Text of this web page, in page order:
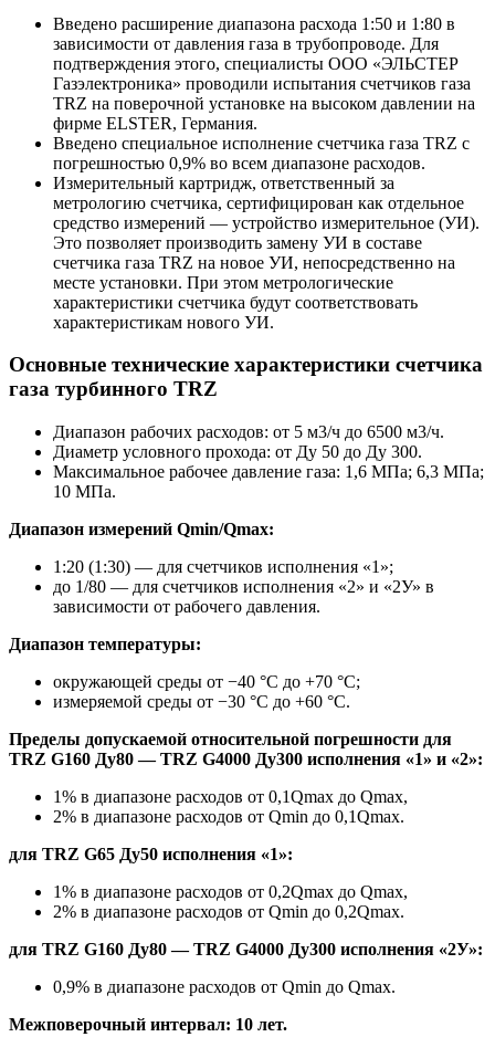
Введено расширение диапазона расхода 1:50 и 1:80 в
зависимости от давления газа в трубопроводе. Для
подтверждения этого, специалисты ООО «ЭЛЬСТЕР
Газэлектроника» проводили испытания счетчиков газа
TRZ на поверочной установке на высоком давлении на
фирме ELSTER, Германия.
Введено специальное исполнение счетчика газа TRZ с
погрешностью 0,9% во всем диапазоне расходов.
Измерительный картридж, ответственный за
метрологию счетчика, сертифицирован как отдельное
средство измерений — устройство измерительное (УИ).
Это позволяет производить замену УИ в составе
счетчика газа TRZ на новое УИ, непосредственно на
месте установки. При этом метрологические
характеристики счетчика будут соответствовать
характеристикам нового УИ.
Основные технические характеристики счетчика
газа турбинного TRZ
Диапазон рабочих расходов: от 5 м3/ч до 6500 м3/ч.
Диаметр условного прохода: от Ду 50 до Ду 300.
Максимальное рабочее давление газа: 1,6 МПа; 6,3 МПа;
10 МПа.
Диапазон измерений Qmin/Qmax:
1:20 (1:30) — для счетчиков исполнения «1»;
до 1/80 — для счетчиков исполнения «2» и «2У» в
зависимости от рабочего давления.
Диапазон температуры:
окружающей среды от −40 °С до +70 °С;
измеряемой среды от −30 °С до +60 °С.
Пределы допускаемой относительной погрешности для
TRZ G160 Ду80 — TRZ G4000 Ду300 исполнения «1» и «2»:
1% в диапазоне расходов от 0,1Qmax до Qmax,
2% в диапазоне расходов от Qmin до 0,1Qmax.
для TRZ G65 Ду50 исполнения «1»:
1% в диапазоне расходов от 0,2Qmax до Qmax,
2% в диапазоне расходов от Qmin до 0,2Qmax.
для TRZ G160 Ду80 — TRZ G4000 Ду300 исполнения «2У»:
0,9% в диапазоне расходов от Qmin до Qmax.
Межповерочный интервал: 10 лет.